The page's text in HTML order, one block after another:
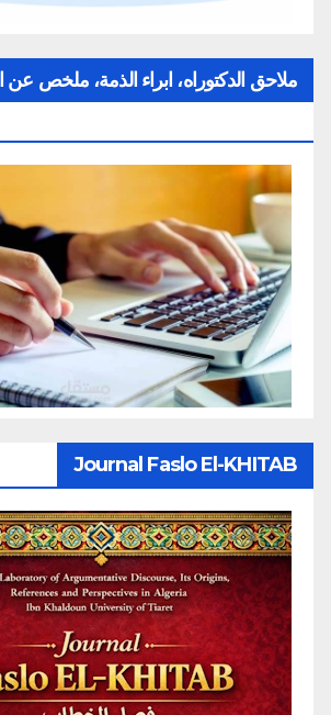
ملاحق الدكتوراه، ابراء الذمة، ملخص عن
Journal Faslo El-KHITAB